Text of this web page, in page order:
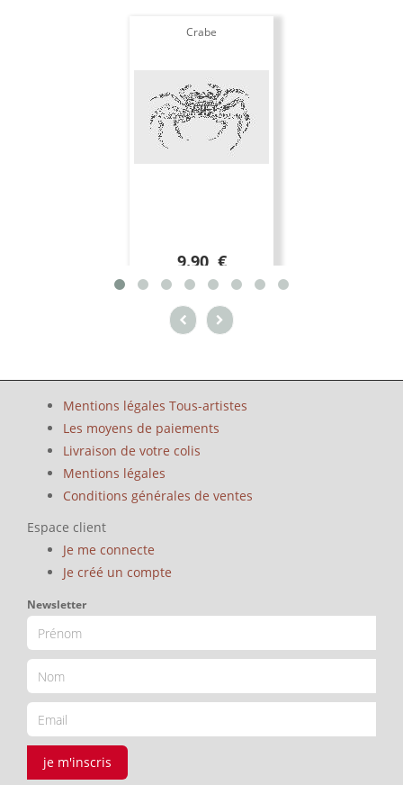
Crabe
9.90 €
Mentions légales Tous-artistes
Les moyens de paiements
Livraison de votre colis
Mentions légales
Conditions générales de ventes
Espace client
Je me connecte
Je créé un compte
Newsletter
je m'inscris